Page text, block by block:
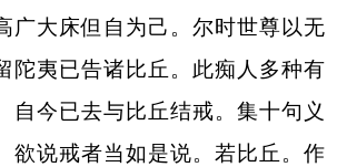
广大床但自为己。尔时世尊以无
陀夷已告诸比丘。此痴人多种有
自今已去与比丘结戒。集十句义
欲说戒者当如是说。若比丘。作